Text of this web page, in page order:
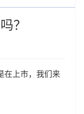
？
在上市，我们来